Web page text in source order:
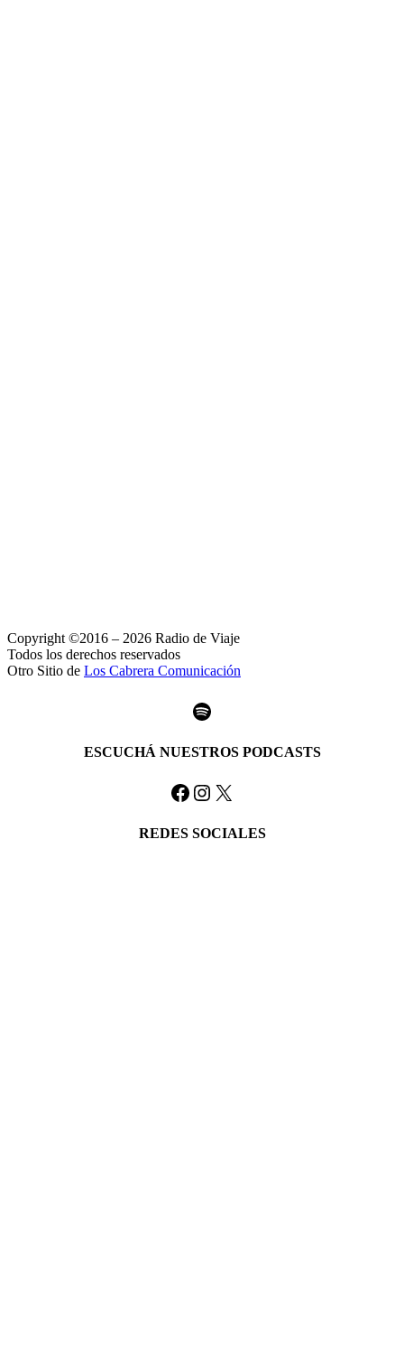
Copyright ©2016 – 2026 Radio de Viaje
Todos los derechos reservados
Otro Sitio de Los Cabrera Comunicación
Spotify
ESCUCHÁ NUESTROS PODCASTS
Facebook
Instagram
X
REDES SOCIALES